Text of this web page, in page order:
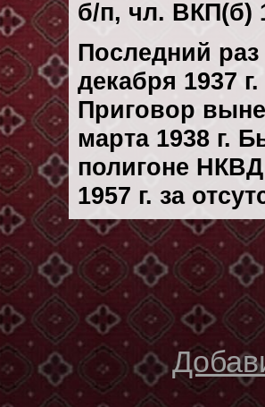
б/п, чл. ВКП(б)
Последний
декaбря 1937 г.
Приговор
марта 1938 г.
полигоне
1957 г. за